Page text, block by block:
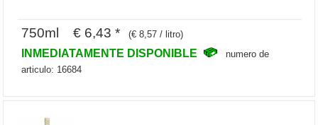
750ml € 6,43 * (€ 8,57 / litro)
INMEDIATAMENTE DISPONIBLE
numero de
articulo: 16684